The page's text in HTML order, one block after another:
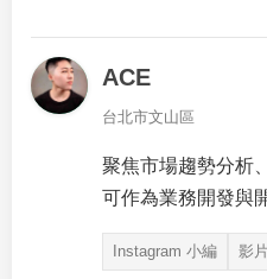
ACE
台北市文山區
聚焦市場趨勢分析
可作為業務開發與
Instagram 小編 影